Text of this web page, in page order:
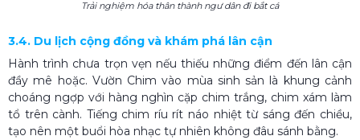
Trải nghiệm hóa thân thành ngư dân đi bắt cá
3.4. Du lịch cộng đồng và khám phá lân cận
Hành trình chưa trọn vẹn nếu thiếu những điểm đến lân cận
đầy mê hoặc. Vườn Chim vào mùa sinh sản là khung cảnh
choáng ngợp với hàng nghìn cặp chim trắng, chim xám làm
tổ trên cành. Tiếng chim ríu rít náo nhiệt từ sáng đến chiều,
tạo nên một buổi hòa nhạc tự nhiên không đâu sánh bằng.